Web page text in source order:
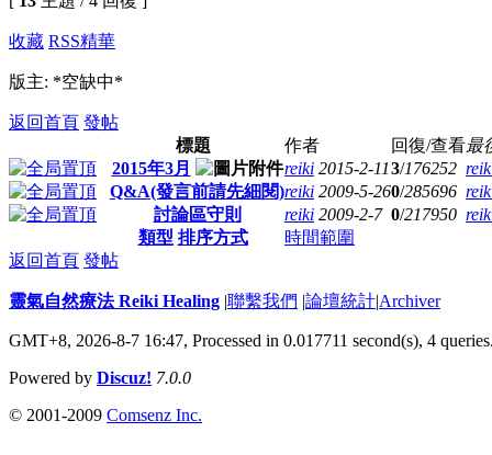
收藏 RSS精華
版主: *空缺中*
返回首頁 發帖
標題
作者 回復/查看最
2015年3月
reiki 2015-2-113/176252
Q&A(發言前請先細閱)reiki 2009-5-260/285696
討論區守則
reiki 2009-2-7 0/217950
類型 排序方式
時間範圍
返回首頁 發帖
靈氣自然療法 Reiki Healing |聯繫我們 |論壇統計|Archiver
GMT+8, 2026-8-7 16:47, Processed in 0.017711 second(s), 4 queries
Powered by Discuz! 7.0.0
© 2001-2009 Comsenz Inc.